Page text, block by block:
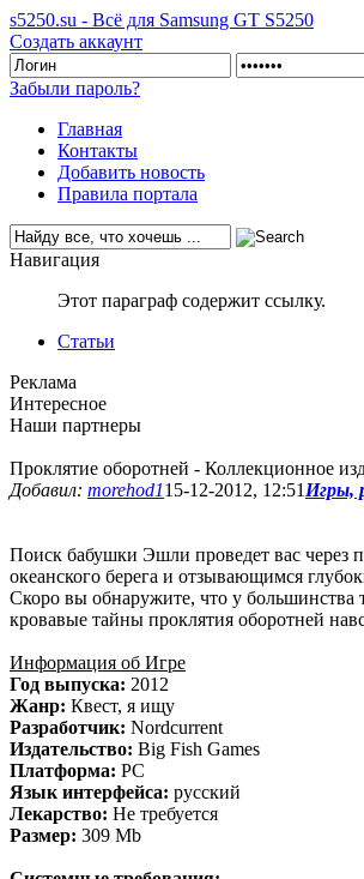
s5250.su - Всё для Samsung GT S5250
Создать аккаунт
Забыли пароль?
Главная
Контакты
Добавить новость
Правила портала
Навигация
Этот параграф содержит ссылку.
Статьи
Реклама
Интересное
Наши партнеры
Проклятие оборотней - Коллекционное
Добавил: morehod115-12-2012, 12:51 Игры,
Поиск бабушки Эшли проведет вас через
океанского берега и отзывающимся
Скоро вы обнаружите, что у
кровавые тайны проклятия оборотней
Информация об Игре
Год выпуска: 2012
Жанр: Квест, я ищу
Разработчик: Nordcurrent
Издательство: Big Fish Games
Платформа: PC
Язык интерфейса: русский
Лекарство: Не требуется
Размер: 309 Mb